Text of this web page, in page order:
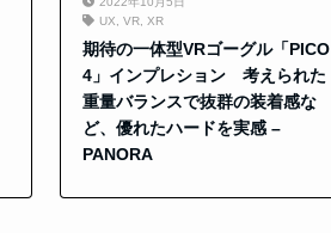
UX
VR, XR
期待の一体型VRゴーグル「PICO
4」インプレション 考えられた
重量バランスで抜群の装着感な
ど、優れたハードを実感 –
PANORA